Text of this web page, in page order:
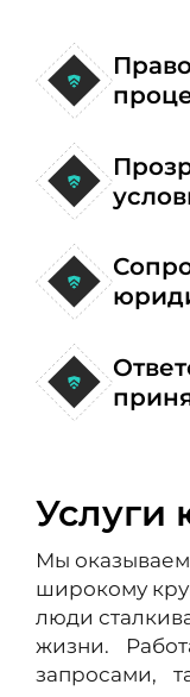
Услуги
Мы
широкому
люди
жизни.
запросами,